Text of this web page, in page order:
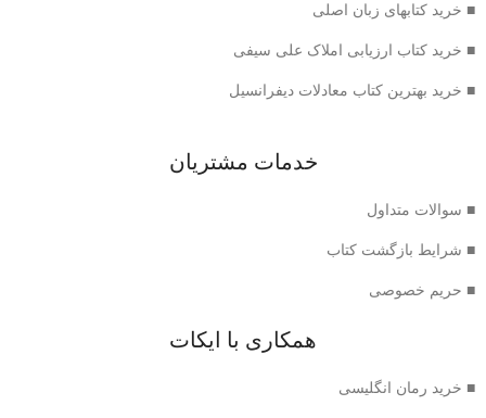
■ خرید کتابهای زبان اصلی
■ خرید کتاب ارزیابی املاک علی سیفی
■ خرید بهترین کتاب معادلات دیفرانسیل
خدمات مشتریان
■ سوالات متداول
■ شرایط بازگشت کتاب
■ حریم خصوصی
همکاری با ایکات
■ خرید رمان انگلیسی